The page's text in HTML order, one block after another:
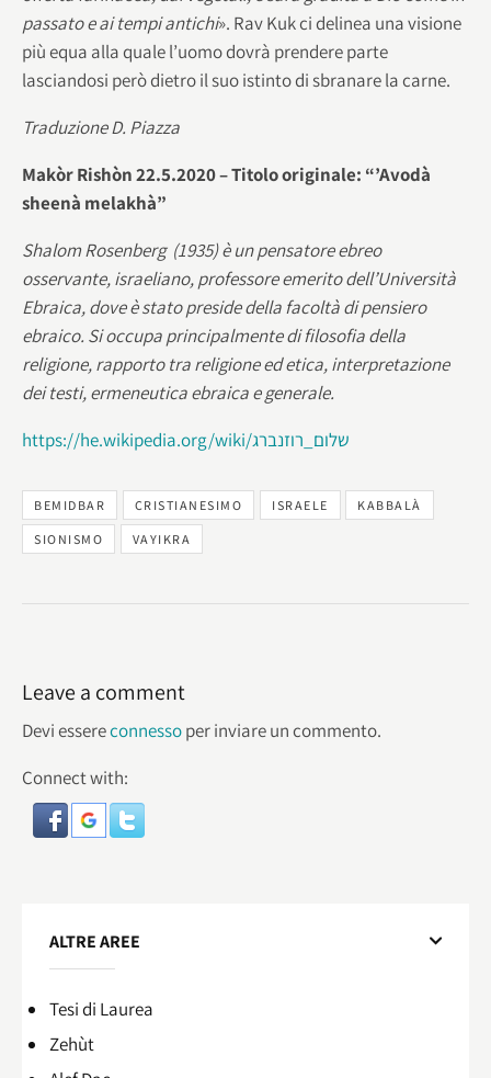
passato e ai tempi antichi». Rav Kuk ci delinea una visione
più equa alla quale l’uomo dovrà prendere parte
lasciandosi però dietro il suo istinto di sbranare la carne.
Traduzione D. Piazza
Makòr Rishòn 22.5.2020 – Titolo originale: “’Avodà
sheenà melakhà”
Shalom Rosenberg (1935) è un pensatore ebreo
osservante, israeliano, professore emerito dell’Università
Ebraica, dove è stato preside della facoltà di pensiero
ebraico. Si occupa principalmente di filosofia della
religione, rapporto tra religione ed etica, interpretazione
dei testi, ermeneutica ebraica e generale.
https://he.wikipedia.org/wiki/שלום_רוזנברג
BEMIDBAR CRISTIANESIMO ISRAELE KABBALÀ
SIONISMO VAYIKRA
Leave a comment
Devi essereconnessoper inviare un commento.
Connect with:
ALTRE AREE
Tesi di Laurea
Zehùt